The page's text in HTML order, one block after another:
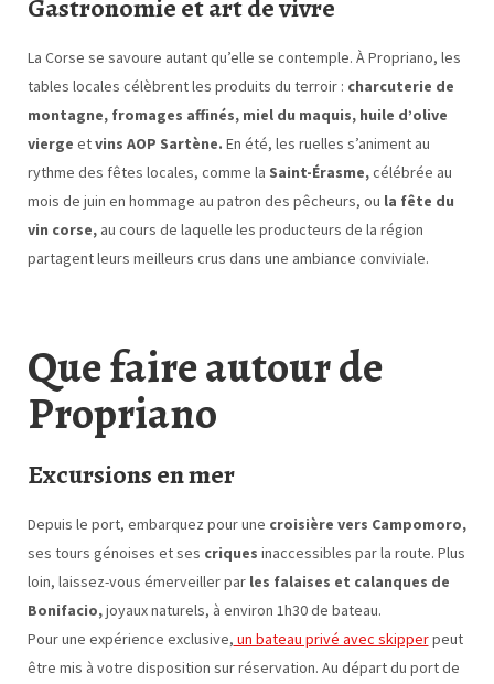
Gastronomie et art de vivre
La Corse se savoure autant qu’elle se contemple. À Propriano, les
tables locales célèbrent les produits du terroir : charcuterie de
montagne, fromages affinés, miel du maquis, huile d’olive
vierge etvins AOP Sartène. En été, les ruelles s’animent au
rythme des fêtes locales, comme la Saint-Érasme,célébrée au
mois de juin en hommage au patron des pêcheurs, ou la fête du
vin corse, au cours de laquelle les producteurs de la région
partagent leurs meilleurs crus dans une ambiance conviviale.
Que faire autour de
Propriano
Excursions en mer
Depuis le port, embarquez pour une croisière vers Campomoro,
ses tours génoises et ses criques inaccessibles par la route. Plus
loin, laissez-vous émerveiller par les falaises et calanques de
Bonifacio,joyaux naturels, à environ 1h30 de bateau.
Pour une expérience exclusive, un bateau privé avec skipperpeut
être mis à votre disposition sur réservation. Au départ du port de